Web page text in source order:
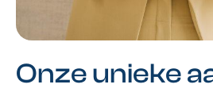
Onze unieke